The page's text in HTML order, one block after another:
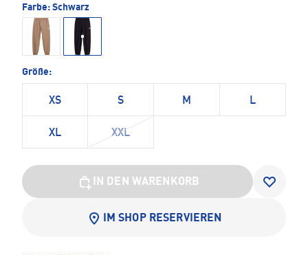
Farbe: Schwarz
Größe:
XS S M L
XL XXL
IN DEN WARENKORB
IM SHOP RESERVIEREN